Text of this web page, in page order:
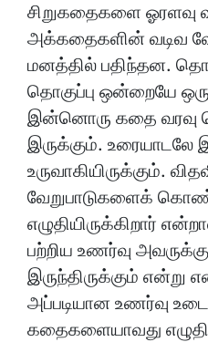
சிறுகதைகளை ஓரளவு
அக்கதைகளின் வடிவ
மனத்தில் பதிந்தன.
தொகுப்பு ஒன்றையே
இன்னொரு கதை வரவு
இருக்கும். உரையாடலே
உருவாகியிருக்கும்.
வேறுபாடுகளைக்
எழுதியிருக்கிறார்
பற்றிய உணர்வு
இருந்திருக்கும் என்று
அப்படியான உணர்வு
கதைகளையாவது